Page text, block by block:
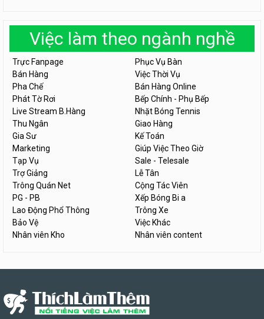
Việc làm theo ngành nghề
Trực Fanpage
Phục Vụ Bàn
Bán Hàng
Việc Thời Vụ
Pha Chế
Bán Hàng Online
Phát Tờ Rơi
Bếp Chính - Phụ Bếp
Live Stream B.Hàng
Nhặt Bóng Tennis
Thu Ngân
Giao Hàng
Gia Sư
Kế Toán
Marketing
Giúp Việc Theo Giờ
Tạp Vụ
Sale - Telesale
Trợ Giảng
Lễ Tân
Trông Quán Net
Cộng Tác Viên
PG - PB
Xếp Bóng Bi a
Lao Động Phổ Thông
Trông Xe
Bảo Vệ
Việc Khác
Nhân viên Kho
Nhân viên content